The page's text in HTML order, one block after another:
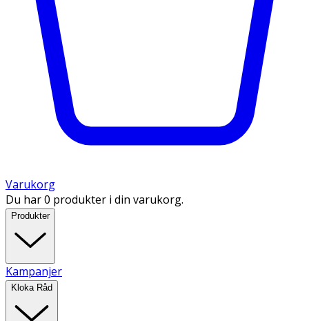
Varukorg
Du har 0 produkter i din varukorg.
Produkter
Kampanjer
Kloka Råd